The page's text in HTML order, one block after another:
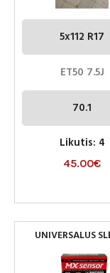
5x112 R17
ET50 7.5J
70.1
Likutis: 4
45.00€
UNIVERSALUS
DAVIKLIAI
433/315MHZ EU/